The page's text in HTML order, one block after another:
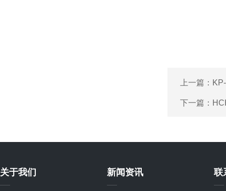
上一篇：
下一篇：
关于我们 新闻资讯 联